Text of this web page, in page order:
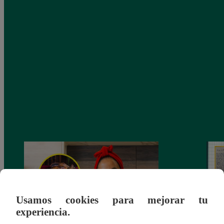
Usamos cookies para mejorar tu
experiencia.